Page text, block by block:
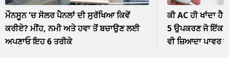
ਮੌਨਸੂਨ 'ਚ ਸੋਲਰ ਪੈਨਲਾਂ ਦੀ ਸੁਰੱਖਿਆ ਕਿਵੇਂ
ਕਰੀਏ? ਮੀਂਹ, ਨਮੀ ਅਤੇ ਹਵਾ ਤੋਂ ਬਚਾਉਣ ਲਈ
ਅਪਣਾਓ ਇਹ 6 ਤਰੀਕੇ
ਕੀ AC ਹੀ ਖਾਂਦਾ
5 ਉਪਕਰਣ ਜੋ ਇੱਕ
ਵੀ ਜ਼ਿਆਦਾ ਪਾਵਰ